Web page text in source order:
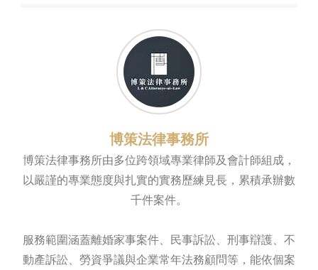
博策法律事務所
博策法律事務所由多位跨領域專業律師及會計師組成，
以嚴謹的專業態度與扎實的實務歷練見長，累積承辦數
千件案件。
服務範圍涵蓋離婚家事案件、民事訴訟、刑事辯護、不
動產訴訟、勞資爭議與企業常年法務顧問等，能依個案